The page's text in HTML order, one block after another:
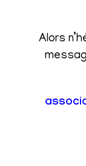
Alors